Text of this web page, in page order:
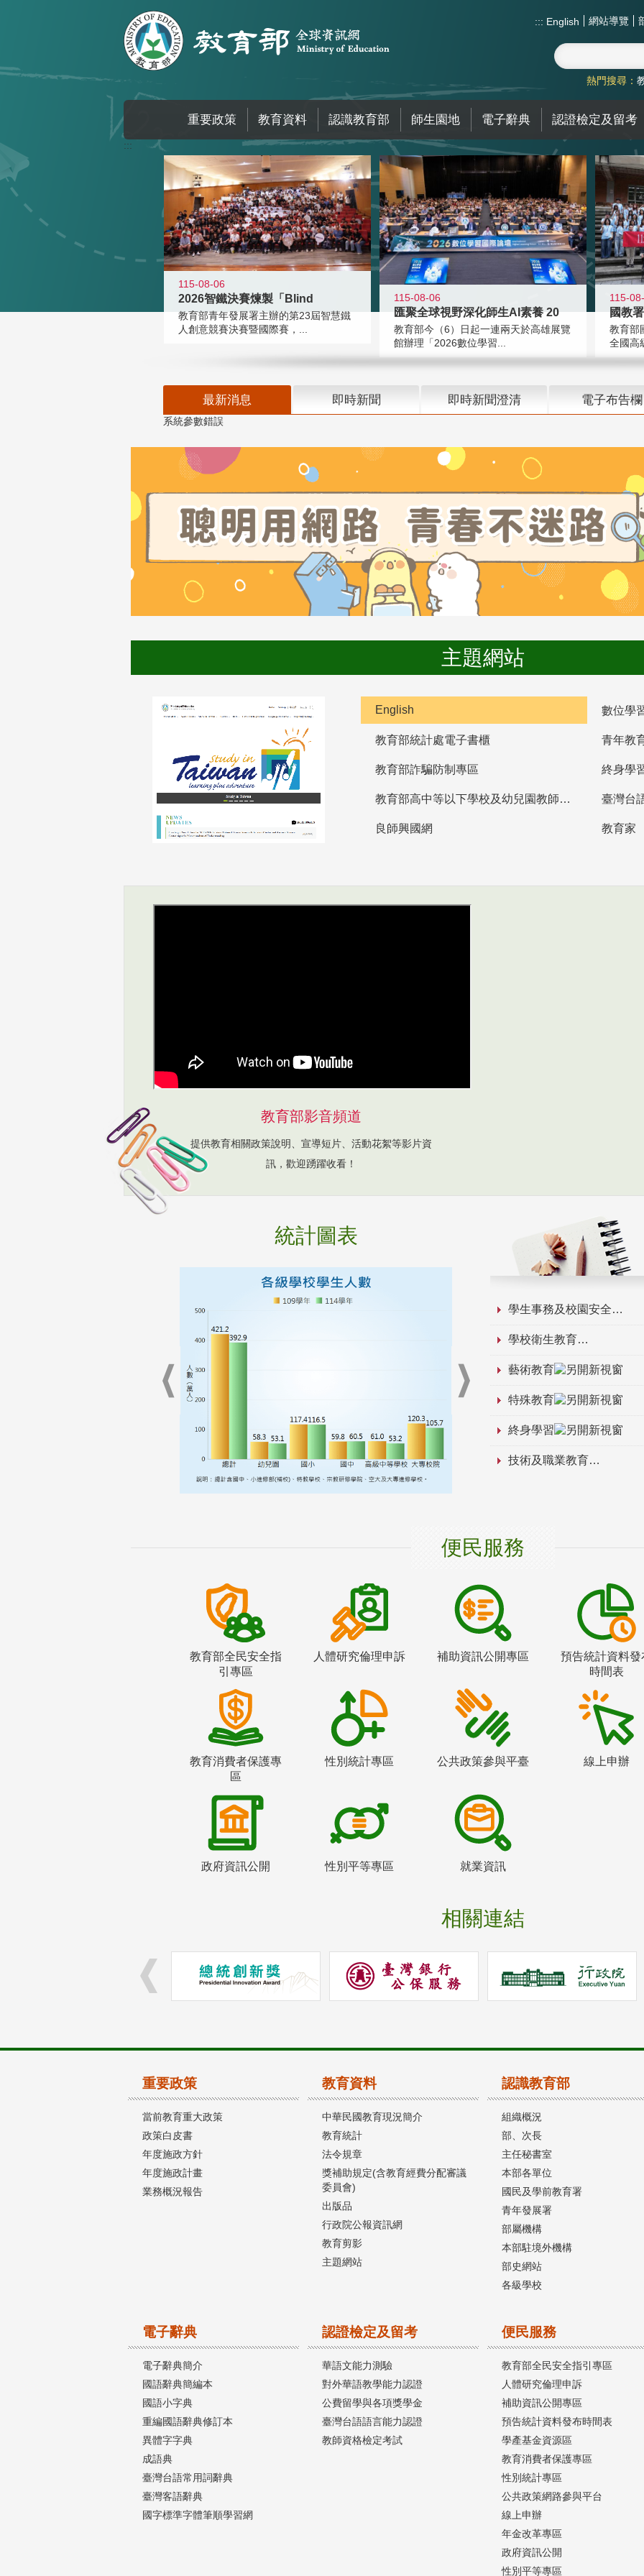
::: English 網站導覽
熱門搜尋：
重要政策 教育資料 認識教育部 師生園地 電子辭典 認證檢定及留考
:::
115-08-06
2026智鐵決賽煉製「Blind
教育部青年發展署主辦的第23屆智慧鐵
人創意競賽決賽暨國際賽，...
115-08-06
匯聚全球視野深化師生AI素養 20
教育部今（6）日起一連兩天於高雄展覽
館辦理「2026數位學習...
115-
教育部
全國高
最新消息 即時新聞 即時新聞澄清 電子布告欄
系統參數錯誤
主題網站
English 數位學
教育部統計處電子書櫃 青年教
教育部詐騙防制專區 終身學
教育部高中等以下學校及幼兒園教師資格檢定考試 臺灣台
良師興國網 教育家
教育部影音頻道
提供教育相關政策說明、宣導短片、活動花絮等影片資
訊，歡迎踴躍收看！
統計圖表
學生事務及校園安全
學校衛生教育
藝術教育
特殊教育
終身學習
技術及職業教育
便民服務
教育部全民安全指
引專區
人體研究倫理申訴 補助資訊公開專區
預告統計資料發
時間表
教育消費者保護專
區
性別統計專區 公共政策參與平臺 線上申辦
政府資訊公開 性別平等專區 就業資訊
相關連結
重要政策
當前教育重大政策
政策白皮書
年度施政方針
年度施政計畫
業務概況報告
教育資料
中華民國教育現況簡介
教育統計
法令規章
獎補助規定(含教育經費分配審議
委員會)
出版品
行政院公報資訊網
教育剪影
主題網站
認識教育部
組織概況
部、次長
主任秘書室
本部各單位
國民及學前教育署
青年發展署
部屬機構
本部駐境外機構
部史網站
各級學校
電子辭典
電子辭典簡介
國語辭典簡編本
國語小字典
重編國語辭典修訂本
異體字字典
成語典
臺灣台語常用詞辭典
臺灣客語辭典
國字標準字體筆順學習網
認證檢定及留考
華語文能力測驗
對外華語教學能力認證
公費留學與各項獎學金
臺灣台語語言能力認證
教師資格檢定考試
便民服務
教育部全民安全指引專區
人體研究倫理申訴
補助資訊公開專區
預告統計資料發布時間表
學產基金資源區
教育消費者保護專區
性別統計專區
公共政策網路參與平台
線上申辦
年金改革專區
政府資訊公開
性別平等專區